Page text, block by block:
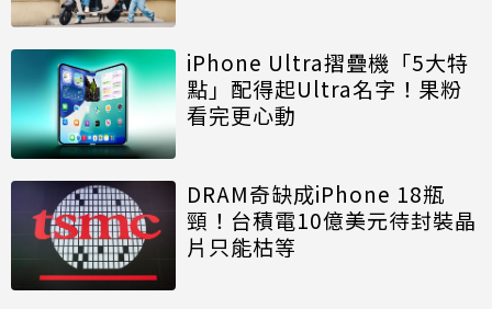
iPhone Ultra摺疊機「5大特
點」配得起Ultra名字！果粉
看完更心動
DRAM奇缺成iPhone 18瓶
頸！台積電10億美元待封裝晶
片只能枯等